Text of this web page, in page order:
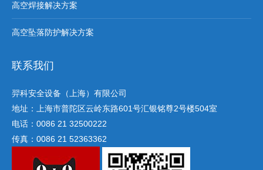
高空焊接解决方案
高空坠落防护解决方案
联系我们
羿科安全设备（上海）有限公司
地址：上海市普陀区云岭东路601号汇银铭尊2号楼504室
电话：0086 21 32500222
传真：0086 21 52363362